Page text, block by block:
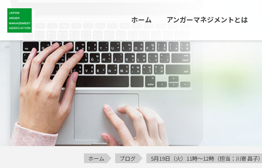
ホーム アンガーマネジメントとは
ホーム ブログ 5月19日（火）11時～12時（担当：川嵜 昌子）